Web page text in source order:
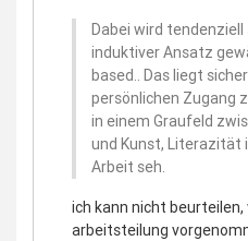
Dabei wird tendenziell
induktiver Ansatz
based.. Das liegt
persönlichen Zugang
in einem Graufeld
und Kunst, Literazität
Arbeit seh.
ich kann nicht beurteilen,
arbeitsteilung